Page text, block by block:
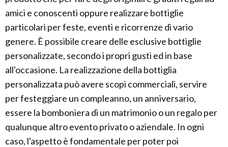
amici e conoscenti oppure realizzare bottiglie
particolari per feste, eventi e ricorrenze di vario
genere. È possibile creare delle esclusive bottiglie
personalizzate, secondo i propri gusti ed in base
all'occasione. La realizzazione della bottiglia
personalizzata può avere scopi commerciali, servire
per festeggiare un compleanno, un anniversario,
essere la bomboniera di un matrimonio o un regalo per
qualunque altro evento privato o aziendale. In ogni
caso, l'aspetto è fondamentale per poter poi